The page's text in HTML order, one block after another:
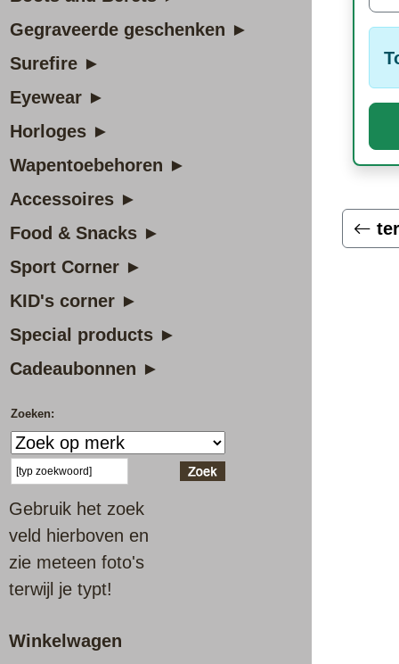
Gegraveerde geschenken ►
Surefire ►
Eyewear ►
Horloges ►
Wapentoebehoren ►
Accessoires ►
Food & Snacks ►
Sport Corner ►
KID's corner ►
Special products ►
Cadeaubonnen ►
Zoeken:
Gebruik het zoek
veld hierboven en
zie meteen foto's
terwijl je typt!
Winkelwagen